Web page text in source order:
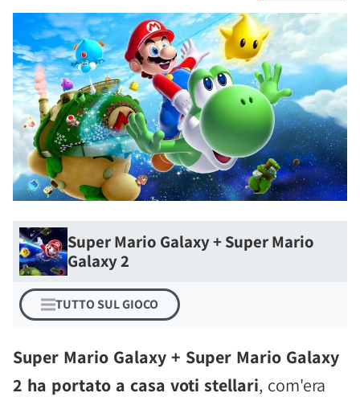
Super Mario Galaxy + Super Mario
Galaxy 2
TUTTO SUL GIOCO
Super Mario Galaxy + Super Mario Galaxy
2 ha portato a casa voti stellari, com'era